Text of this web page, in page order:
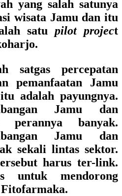
yang salah satunya
wisata Jamu dan itu
satu pilot project
satgas percepatan
pemanfaatan Jamu
adalah payungnya.
Jamu dan
banyak.
Jamu dan
sekali lintas sektor.
harus ter-link.
untuk mendorong